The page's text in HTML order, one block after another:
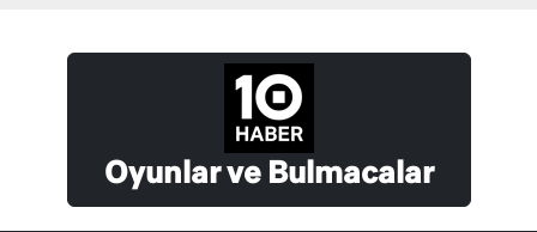
Oyunlar ve Bulmacalar